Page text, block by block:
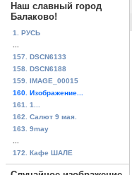
Наш славный город
Балаково!
1. РУСЬ
157. DSCN6133
158. DSCN6188
159. IMAGE_00015
160. Изображение...
161. 1...
162. Салют 9 мая.
163. 9may
172. Кафе ШАЛЕ